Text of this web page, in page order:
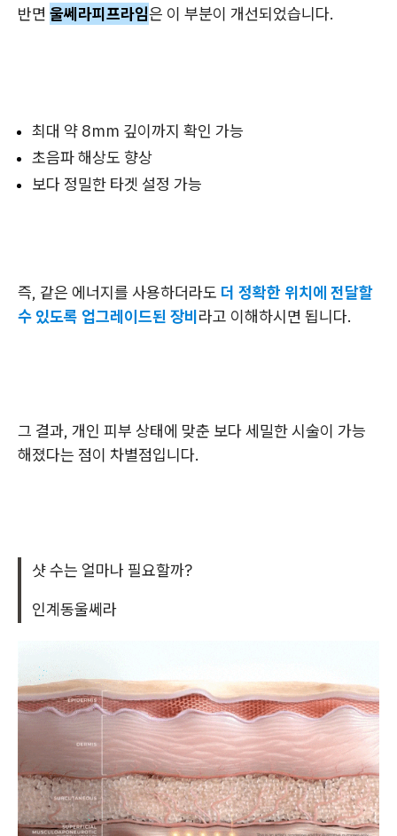
반면 울쎄라피프라임은 이 부분이 개선되었습니다.
최대 약 8mm 깊이까지 확인 가능
초음파 해상도 향상
보다 정밀한 타겟 설정 가능
즉, 같은 에너지를 사용하더라도 더 정확한 위치에 전달할
수 있도록 업그레이드된 장비라고 이해하시면 됩니다.
그 결과, 개인 피부 상태에 맞춘 보다 세밀한 시술이 가능
해졌다는 점이 차별점입니다.
샷 수는 얼마나 필요할까?
인계동울쎄라